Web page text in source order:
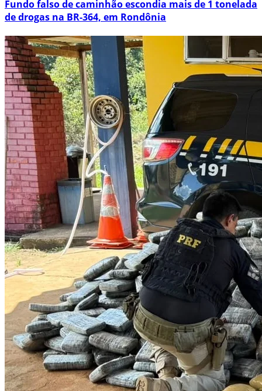
Fundo falso de caminhão escondia mais de 1 tonelada
de drogas na BR-364, em Rondônia